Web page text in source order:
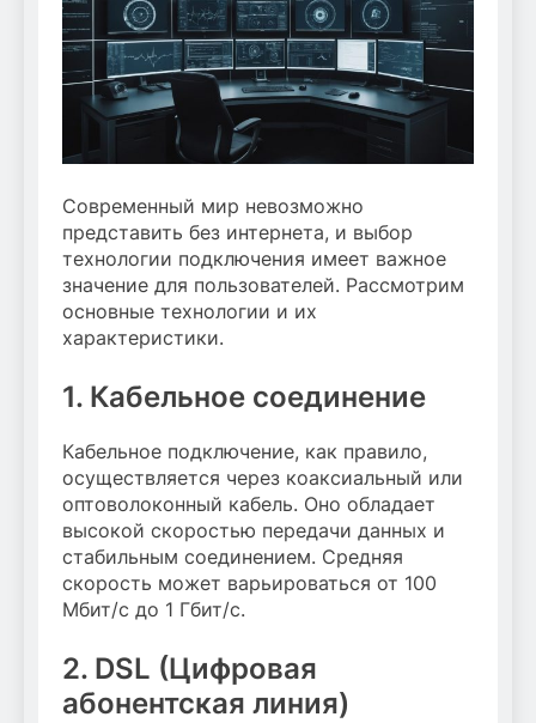
Современный мир невозможно
представить без интернета, и выбор
технологии подключения имеет важное
значение для пользователей. Рассмотрим
основные технологии и их
характеристики.
1. Кабельное соединение
Кабельное подключение, как правило,
осуществляется через коаксиальный или
оптоволоконный кабель. Оно обладает
высокой скоростью передачи данных и
стабильным соединением. Средняя
скорость может варьироваться от 100
Мбит/с до 1 Гбит/с.
2. DSL (Цифровая
абонентская линия)